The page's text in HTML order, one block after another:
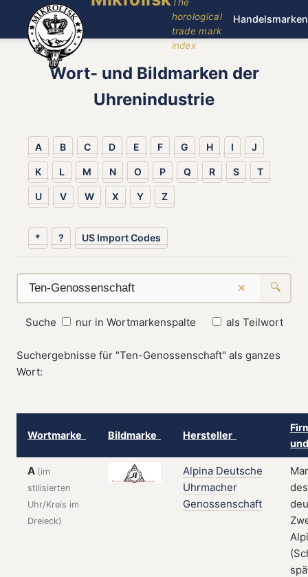
horological
trade mark
index
Handelsmarken
Wort- und Bildmarken der
Uhrenindustrie
A B C D E F G H I J
K L M N O P Q R S T
U V W X Y Z
* ? US Import Codes
× 🔍
Suche nur in Wortmarkenspalte als Teilwort
Suchergebnisse für "Ten-Genossenschaft" als ganzes
Wort:
Wortmarke Bildmarke Hersteller
A (im
stilisierten
Uhr/Kreis im
Dreieck)
Alpina Deutsche
Uhrmacher
Genossenschaft
des